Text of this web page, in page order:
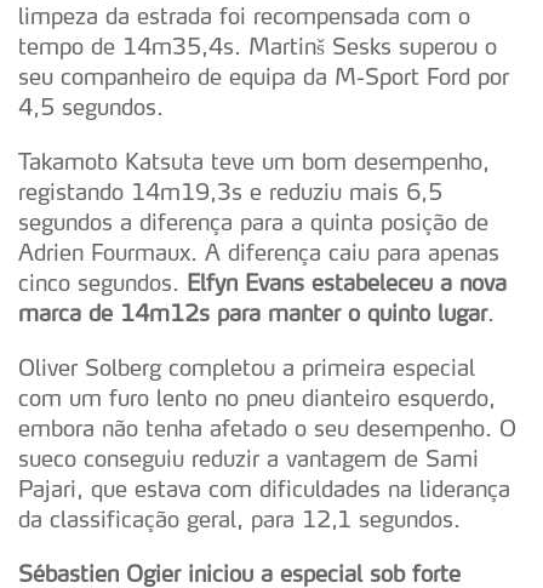
limpeza da estrada foi recompensada com o
tempo de 14m35,4s. Martinš Sesks superou o
seu companheiro de equipa da M-Sport Ford por
4,5 segundos.
Takamoto Katsuta teve um bom desempenho,
registando 14m19,3s e reduziu mais 6,5
segundos a diferença para a quinta posição de
Adrien Fourmaux. A diferença caiu para apenas
cinco segundos. Elfyn Evans estabeleceu a nova
marca de 14m12s para manter o quinto lugar.
Oliver Solberg completou a primeira especial
com um furo lento no pneu dianteiro esquerdo,
embora não tenha afetado o seu desempenho. O
sueco conseguiu reduzir a vantagem de Sami
Pajari, que estava com dificuldades na liderança
da classificação geral, para 12,1 segundos.
Sébastien Ogier iniciou a especial sob forte